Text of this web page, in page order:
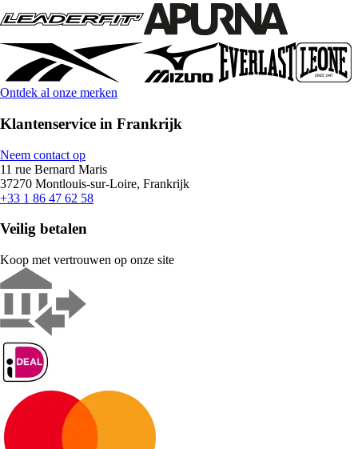
Ontdek al onze merken
Klantenservice in Frankrijk
Neem contact op
11 rue Bernard Maris
37270 Montlouis-sur-Loire, Frankrijk
+33 1 86 47 62 58
Veilig betalen
Koop met vertrouwen op onze site